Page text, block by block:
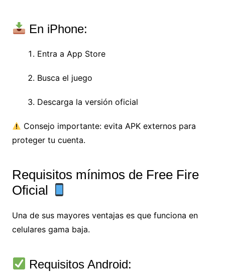
En iPhone:
Entra a App Store
Busca el juego
Descarga la versión oficial
Consejo importante: evita APK externos para
proteger tu cuenta.
Requisitos mínimos de Free Fire
Oficial
Una de sus mayores ventajas es que funciona en
celulares gama baja.
Requisitos Android: